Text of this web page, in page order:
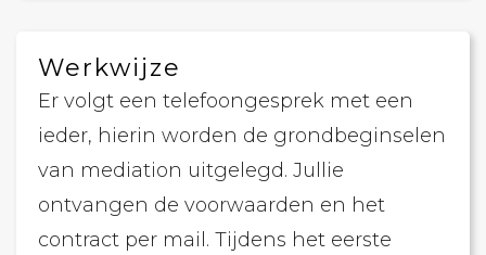
Werkwijze
Er volgt een telefoongesprek met een
ieder, hierin worden de grondbeginselen
van mediation uitgelegd. Jullie
ontvangen de voorwaarden en het
contract per mail. Tijdens het eerste